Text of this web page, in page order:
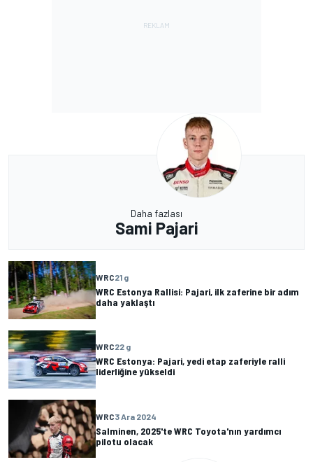
Daha fazlası
Sami Pajari
WRC21 g
WRC Estonya Rallisi: Pajari, ilk zaferine bir adım
daha yaklaştı
WRC22 g
WRC Estonya: Pajari, yedi etap zaferiyle ralli
liderliğine yükseldi
WRC3 Ara 2024
Salminen, 2025'te WRC Toyota'nın yardımcı
pilotu olacak